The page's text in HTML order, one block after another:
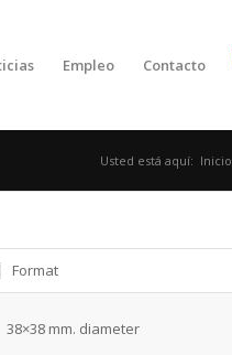
Empleo Contacto
Usted está aquí: Inicio
Format
38×38 mm. diameter